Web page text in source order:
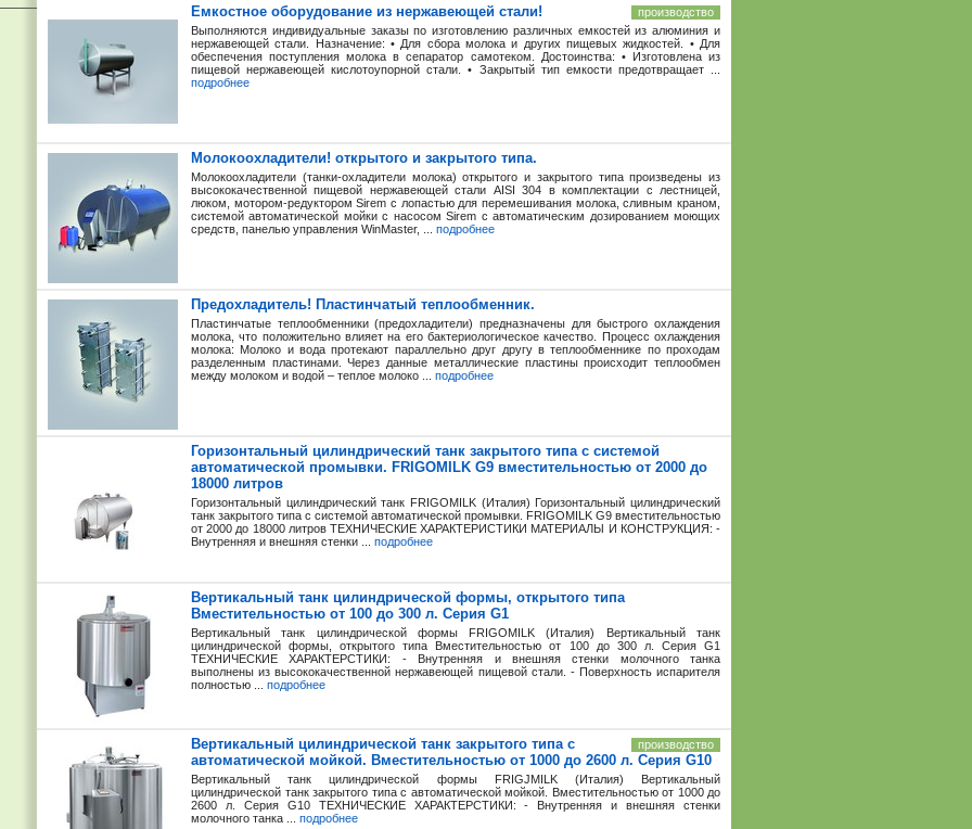
производство
Емкостное оборудование из нержавеющей стали!
Выполняются индивидуальные заказы по изготовлению различных емкостей из алюминия и
нержавеющей стали. Назначение: • Для сбора молока и других пищевых жидкостей. • Для
обеспечения поступления молока в сепаратор самотеком. Достоинства: • Изготовлена из
пищевой нержавеющей кислотоупорной стали. • Закрытый тип емкости предотвращает ...
подробнее
Молокоохладители! открытого и закрытого типа.
Молокоохладители (танки-охладители молока) открытого и закрытого типа произведены из
высококачественной пищевой нержавеющей стали AISI 304 в комплектации с лестницей,
люком, мотором-редуктором Sirem с лопастью для перемешивания молока, сливным краном,
системой автоматической мойки с насосом Sirem с автоматическим дозированием моющих
средств, панелью управления WinMaster, ... подробнее
Предохладитель! Пластинчатый теплообменник.
Пластинчатые теплообменники (предохладители) предназначены для быстрого охлаждения
молока, что положительно влияет на его бактериологическое качество. Процесс охлаждения
молока: Молоко и вода протекают параллельно друг другу в теплообменнике по проходам
разделенным пластинами. Через данные металлические пластины происходит теплообмен
между молоком и водой – теплое молоко ... подробнее
Горизонтальный цилиндрический танк закрытого типа с системой
автоматической промывки. FRIGOMILK G9 вместительностью от 2000 до
18000 литров
Горизонтальный цилиндрический танк FRIGOMILK (Италия) Горизонтальный цилиндрический
танк закрытого типа с системой автоматической промывки. FRIGOMILK G9 вместительностью
от 2000 до 18000 литров ТЕХНИЧЕСКИЕ ХАРАКТЕРИСТИКИ МАТЕРИАЛЫ И КОНСТРУКЦИЯ: -
Внутренняя и внешняя стенки ... подробнее
Вертикальный танк цилиндрической формы, открытого типа
Вместительностью от 100 до 300 л. Cерия G1
Вертикальный танк цилиндрической формы FRIGOMILK (Италия) Вертикальный танк
цилиндрической формы, открытого типа Вместительностью от 100 до 300 л. Cерия G1
ТЕХНИЧЕСКИЕ ХАРАКТЕРСТИКИ: - Внутренняя и внешняя стенки молочного танка
выполнены из высококачественной нержавеющей пищевой стали. - Поверхность испарителя
полностью ... подробнее
производство
Вертикальный цилиндрической танк закрытого типа с
автоматической мойкой. Вместительностью от 1000 до 2600 л. Cерия G10
Вертикальный танк цилиндрической формы FRIGJMILK (Италия) Вертикальный
цилиндрической танк закрытого типа с автоматической мойкой. Вместительностью от 1000 до
2600 л. Cерия G10 ТЕХНИЧЕСКИЕ ХАРАКТЕРСТИКИ: - Внутренняя и внешняя стенки
молочного танка ... подробнее